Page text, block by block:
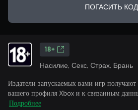
ПОГАСИТЬ КОД
18+
Насилие, Секс, Страх, Брань
Издатели запускаемых вами игр
вашего профиля Xbox и к связанным
Подробнее